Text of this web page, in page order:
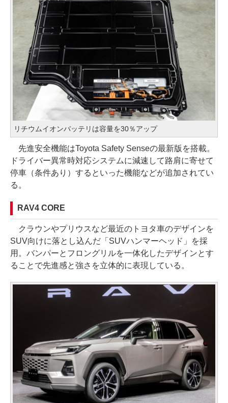
リチウムイオンバッテリは容量を30％アップ
先進安全機能はToyota Safety Senseの最新版を搭載。
ドライバー異常時対応システムに減速して路肩に寄せて
停車（条件あり）するといった機能などが追加されてい
る。
RAV4 CORE
クラウンやプリウスなど最近のトヨタ車のデザインを
SUV向けに落とし込んだ「SUVハンマーヘッド」を採
用。バンパーとフロングリルを一体化したデザインとす
ることで先進感と強さを立体的に表現している。